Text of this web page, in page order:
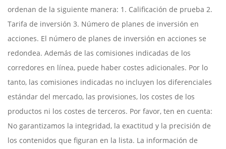
ordenan de la siguiente manera: 1. Calificación de prueba 2.
Tarifa de inversión 3. Número de planes de inversión en
acciones. El número de planes de inversión en acciones se
redondea. Además de las comisiones indicadas de los
corredores en línea, puede haber costes adicionales. Por lo
tanto, las comisiones indicadas no incluyen los diferenciales
estándar del mercado, las provisiones, los costes de los
productos ni los costes de terceros. Por favor, ten en cuenta:
No garantizamos la integridad, la exactitud y la precisión de
los contenidos que figuran en la lista. La información de